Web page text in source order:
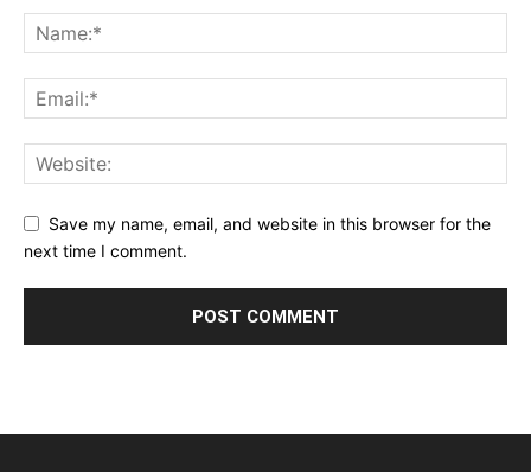
Save my name, email, and website in this browser for the
next time I comment.